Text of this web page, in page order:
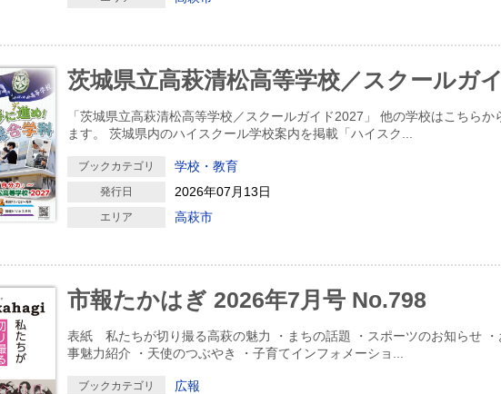
茨城県立高萩清松高等学校／スクールガ
「茨城県立高萩清松高等学校／スクールガイド2027」 他の学校はこちらか
ます。 茨城県内のハイスクール学校案内を掲載「ハイスク
ブックカテゴリ 学校・教育
発行日 2026年07月13日
エリア 高萩市
市報たかはぎ 2026年7月号 No.798
表紙 私たちが切り撮る高萩の魅力 ・まちの話題 ・スポーツのお知らせ ・
事魅力紹介 ・天使のつぶやき ・子育てインフォメーショ
ブックカテゴリ 広報